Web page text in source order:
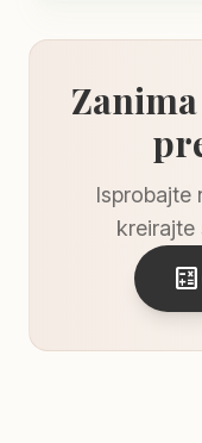
Isprobajte
kreirajte
calculate